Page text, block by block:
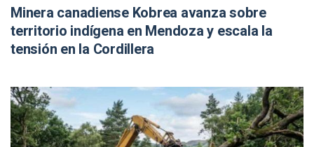
Minera canadiense Kobrea avanza sobre
territorio indígena en Mendoza y escala la
tensión en la Cordillera